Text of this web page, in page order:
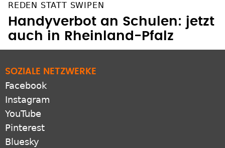
REDEN STATT SWIPEN
Handyverbot an Schulen: jetzt
auch in Rheinland-Pfalz
SOZIALE NETZWERKE
Facebook
Instagram
YouTube
Pinterest
Bluesky